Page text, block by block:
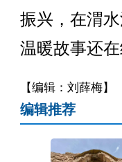
振兴，在渭
温暖故事还在
【编辑：刘薛梅】
编辑推荐